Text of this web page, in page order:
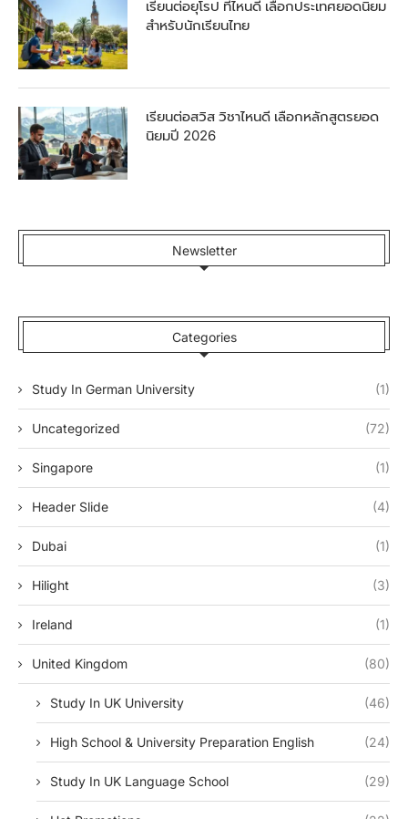
เรียนต่อยุโรป ที่ไหนดี เลือกประเทศยอดนิยม
สำหรับนักเรียนไทย
เรียนต่อสวิส วิชาไหนดี เลือกหลักสูตรยอด
นิยมปี 2026
Newsletter
Categories
Study In German University (1)
Uncategorized (72)
Singapore (1)
Header Slide (4)
Dubai (1)
Hilight (3)
Ireland (1)
United Kingdom (80)
Study In UK University (46)
High School & University Preparation English (24)
Study In UK Language School (29)